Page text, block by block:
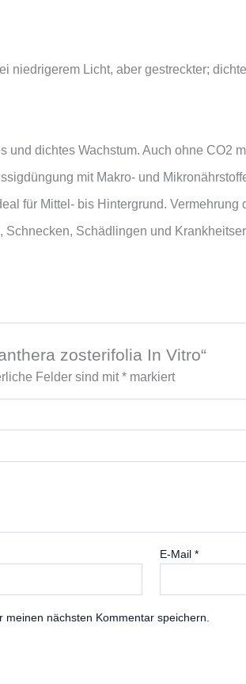
niedrigerem Licht, aber gestreckter;
und dichtes Wachstum. Auch ohne CO2
mit Makro- und
für Mittel- bis Hintergrund. Vermehrung
Schnecken, Schädlingen und
zosterifolia In Vitro“
Felder sind mit*markiert
E-Mail*
nächsten Kommentar speichern.